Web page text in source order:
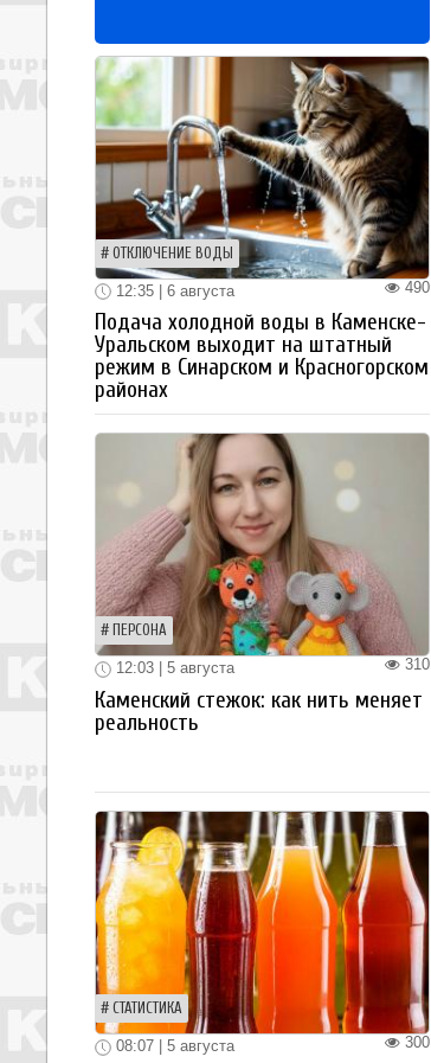
ОТКЛЮЧЕНИЕ ВОДЫ
490
12:35 | 6 августа
Подача холодной воды в Каменске-
Уральском выходит на штатный
режим в Синарском и Красногорском
районах
ПЕРСОНА
310
12:03 | 5 августа
Каменский стежок: как нить меняет
реальность
СТАТИСТИКА
300
08:07 | 5 августа